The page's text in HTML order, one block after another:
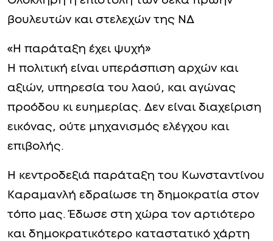
βουλευτών και στελεχών της ΝΔ
«Η παράταξη έχει ψυχή»
Η πολιτική είναι υπεράσπιση αρχών και
αξιών, υπηρεσία του λαού, και αγώνας
προόδου κι ευημερίας. Δεν είναι διαχείριση
εικόνας, ούτε μηχανισμός ελέγχου και
επιβολής.
Η κεντροδεξιά παράταξη του Κωνσταντίνου
Καραμανλή εδραίωσε τη δημοκρατία στον
τόπο μας. Έδωσε στη χώρα τον αρτιότερο
και δημοκρατικότερο καταστατικό χάρτη